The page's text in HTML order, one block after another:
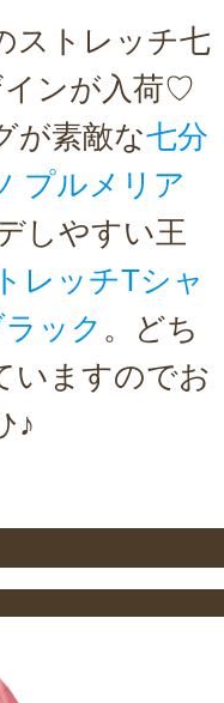
ストレッチ七
インが入荷♡
が素敵な七分
プルメリア
しやすい王
レッチTシャ
ック 。どち
いますのでお
♪